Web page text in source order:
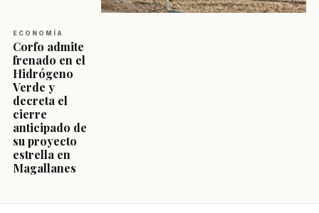
ECONOMÍA
Corfo admite
frenado en el
Hidrógeno
Verde y
decreta el
cierre
anticipado de
su proyecto
estrella en
Magallanes